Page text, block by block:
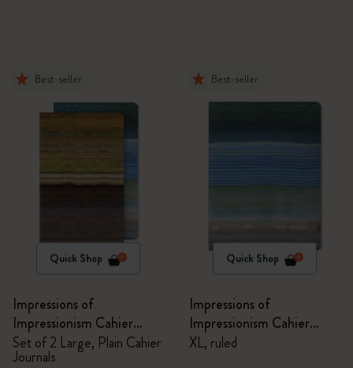
Best-seller
Quick Shop
Impressions of
Impressionism Cahier
Journals
Set of 2 Large, Plain Cahier
Journals
Best-seller
Quick Shop
Impressions of
Impressionism Cahier
Journal
XL, ruled